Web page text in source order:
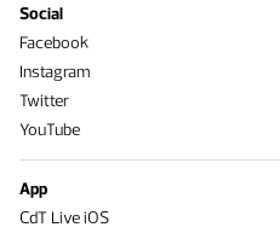
Social
Facebook
Instagram
Twitter
YouTube
App
CdT Live iOS